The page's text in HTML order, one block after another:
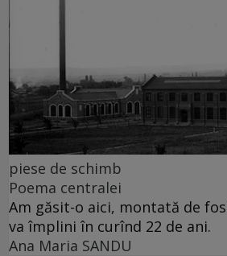
piese de schimb
Poema centralei
Am găsit-o aici, montată de
va împlini în curînd 22 de ani.
Ana Maria SANDU